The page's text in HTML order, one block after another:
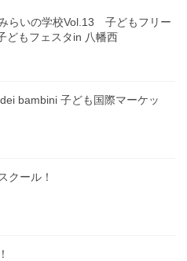
らいの学校Vol.13 子どもフリー
もフェスタin 八幡西
bambini 子ども国際マーケッ
クール！